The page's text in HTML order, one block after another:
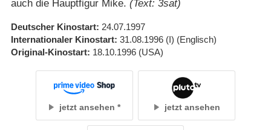
auch die Hauptfigur Mike. (Text: 3sat)
Deutscher Kinostart 24.07.1997
Internationaler Kinostart 31.08.1996 (I) (Englisch)
Original-Kinostart 18.10.1996 (USA)
jetzt ansehen jetzt ansehen